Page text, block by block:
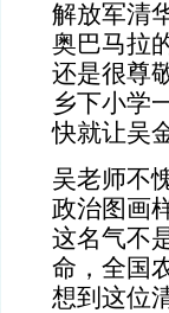
解放军清
奥巴马拉
还是很尊
乡下小学
快就让吴
吴老师不
政治图画
这名气不
命，全国
想到这位